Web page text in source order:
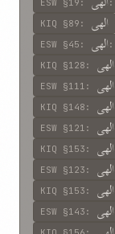
ESW §19 : :
KIQ §89 : الهی
ESW §45 : الهی :
KIQ §128 : الهی
ESW §111 : الهی
KIQ §148 : الهی
ESW §121 : الهی
KIQ §153 : الهی
ESW §123 : الهی
KIQ §153 : الهی
ESW §143 : الهی